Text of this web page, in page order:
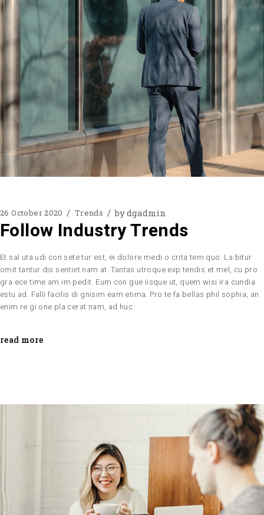
26 October 2020 Trends bydgadmin
Follow Industry Trends
Et sal uta udi con sete tur est, ei dolore medi o crita tem quo. La bitur
omit tantur dis sentiet nam at. Tantas utroque exp tendis et mel, cu pro
gra ece time am im pedit. Eum con gue iisque ut, quem wisi ira cundia
estu ad. Falli facilis di gnisim eam etima. Pro te fa bellas phil sophia, an
enim re gi one pla cerat nam, ad huc
read more